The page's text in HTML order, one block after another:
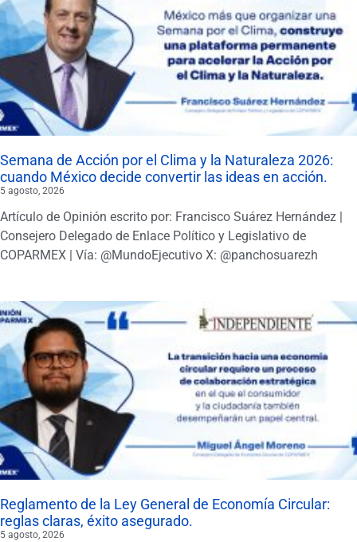
Semana de Acción por el Clima y la Naturaleza 2026:
cuando México decide convertir las ideas en acción.
5 agosto, 2026
Artículo de Opinión escrito por: Francisco Suárez Hernández |
Consejero Delegado de Enlace Político y Legislativo de
COPARMEX | Vía: @MundoEjecutivo X: @panchosuarezh
Reglamento de la Ley General de Economía Circular:
reglas claras, éxito asegurado.
5 agosto, 2026